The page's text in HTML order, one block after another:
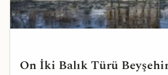
On İki Balık Türü